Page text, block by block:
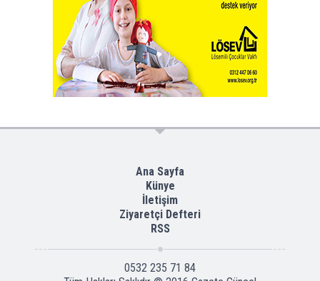
Ana Sayfa
Künye
İletişim
Ziyaretçi Defteri
RSS
0532 235 71 84